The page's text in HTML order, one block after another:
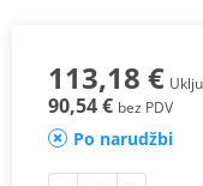
113,18 €
90,54 € bez PDV
Po narudžbi